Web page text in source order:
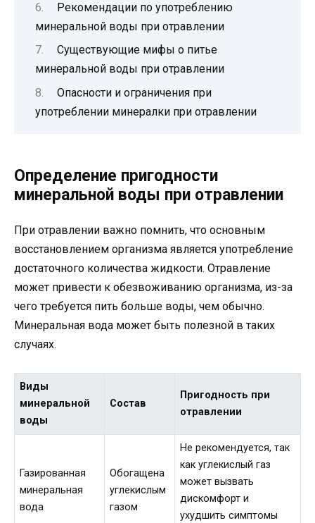
Рекомендации по употреблению
минеральной воды при отравлении
Существующие мифы о питье
минеральной воды при отравлении
Опасности и ограничения при
употреблении минералки при отравлении
Определение пригодности
минеральной воды при отравлении
При отравлении важно помнить, что основным
восстановлением организма является употребление
достаточного количества жидкости. Отравление
может привести к обезвоживанию организма, из-за
чего требуется пить больше воды, чем обычно.
Минеральная вода может быть полезной в таких
случаях.
Виды
минеральной
воды
Состав
Пригодность при
отравлении
Газированная
минеральная
вода
Обогащена
углекислым
газом
Не рекомендуется, так
как углекислый газ
может вызвать
дискомфорт и
ухудшить симптомы